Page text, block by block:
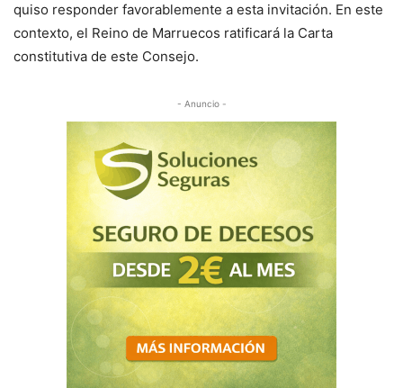
quiso responder favorablemente a esta invitación. En este
contexto, el Reino de Marruecos ratificará la Carta
constitutiva de este Consejo.
- Anuncio -